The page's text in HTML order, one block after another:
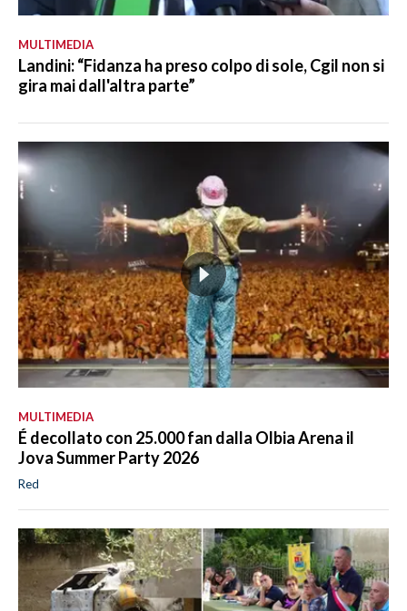
MULTIMEDIA
Landini: “Fidanza ha preso colpo di sole, Cgil non si
gira mai dall'altra parte”
MULTIMEDIA
É decollato con 25.000 fan dalla Olbia Arena il
Jova Summer Party 2026
Red